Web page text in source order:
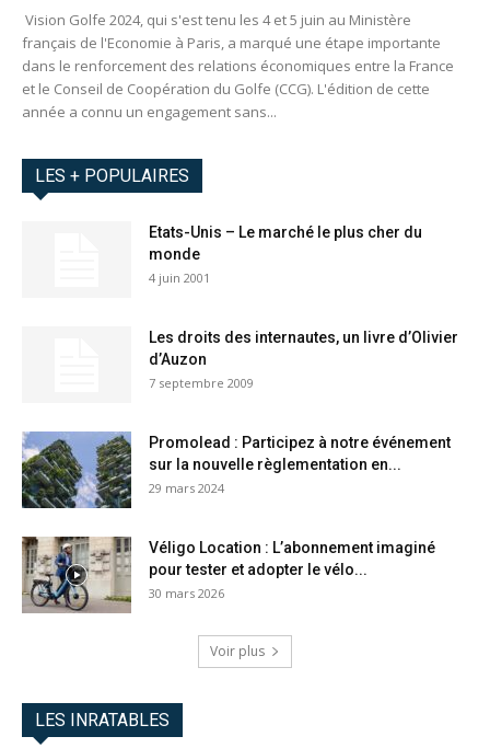
Vision Golfe 2024, qui s'est tenu les 4 et 5 juin au Ministère
français de l'Economie à Paris, a marqué une étape importante
dans le renforcement des relations économiques entre la France
et le Conseil de Coopération du Golfe (CCG). L'édition de cette
année a connu un engagement sans...
LES + POPULAIRES
Etats-Unis – Le marché le plus cher du
monde
4 juin 2001
Les droits des internautes, un livre d’Olivier
d’Auzon
7 septembre 2009
Promolead : Participez à notre événement
sur la nouvelle règlementation en...
29 mars 2024
Véligo Location : L’abonnement imaginé
pour tester et adopter le vélo...
30 mars 2026
Voir plus
LES INRATABLES